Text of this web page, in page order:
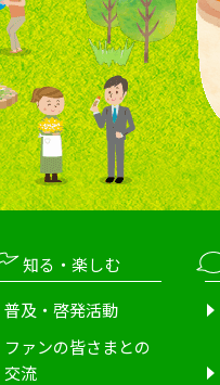
知る・楽しむ
普及・啓発活動
ファンの皆さまとの
交流